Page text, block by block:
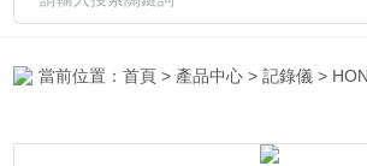
當前位置：首頁 > 產品中心 >記錄儀 >